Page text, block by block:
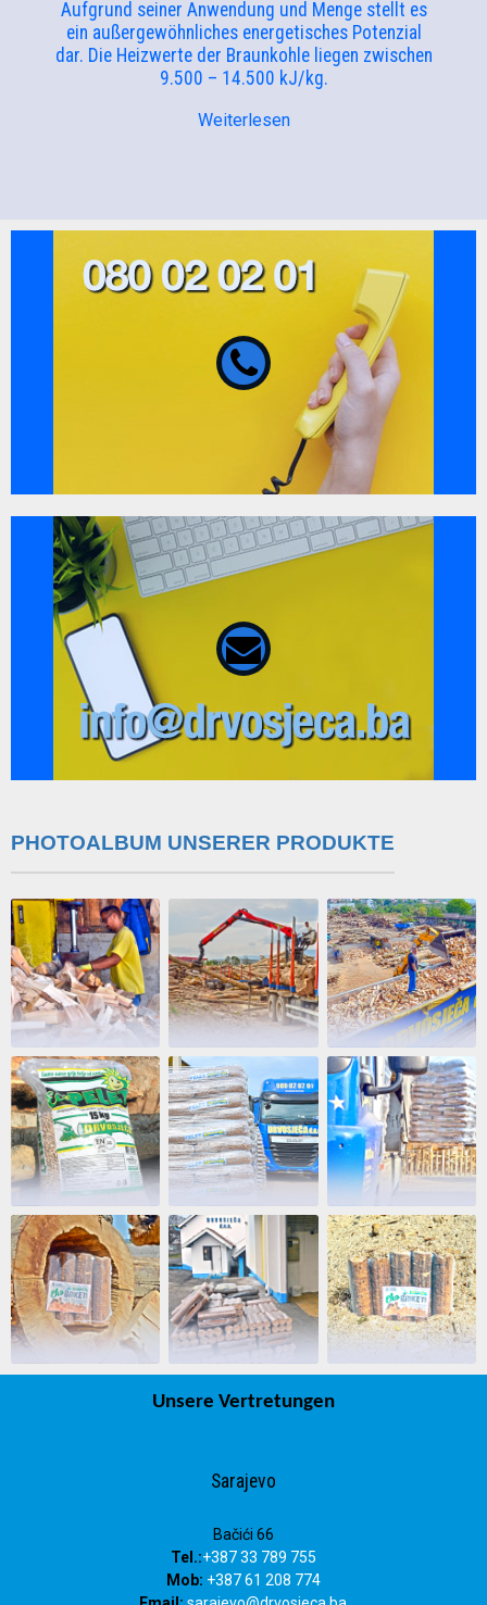
Aufgrund seiner Anwendung und Menge stellt es
ein außergewöhnliches energetisches Potenzial
dar. Die Heizwerte der Braunkohle liegen zwischen
9.500 – 14.500 kJ/kg.
Weiterlesen
080 02 02 01
PHOTOALBUM UNSERER PRODUKTE
Unsere Vertretungen
Sarajevo
Bačići 66
Tel.:+387 33 789 755
Mob: +387 61 208 774